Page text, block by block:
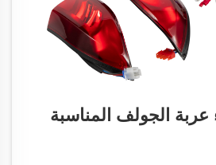
الجولف المناسبة